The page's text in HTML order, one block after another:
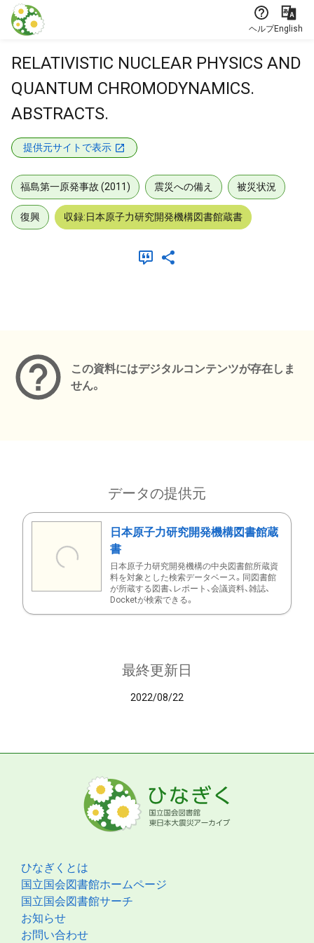
本文に飛ぶ
ヘルプEnglish
RELATIVISTIC NUCLEAR PHYSICS AND
QUANTUM CHROMODYNAMICS.
ABSTRACTS.
提供元サイトで表示
福島第一原発事故 (2011) 震災への備え 被災状況
復興 収録:日本原子力研究開発機構図書館蔵書
この資料にはデジタルコンテンツが存在しま
せん。
データの提供元
日本原子力研究開発機構図書館蔵
書
日本原子力研究開発機構の中央図書館所蔵資
料を対象とした検索データベース。同図書館
が所蔵する図書、レポート、会議資料、雑誌、
Docketが検索できる。
最終更新日
2022/08/22
ひなぎくとは
国立国会図書館ホームページ
国立国会図書館サーチ
お知らせ
お問い合わせ